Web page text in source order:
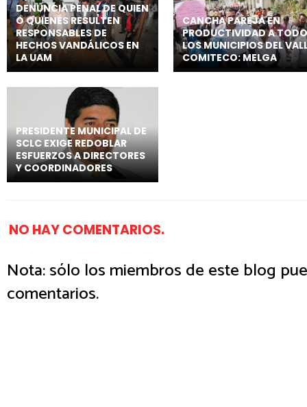
DENUNCIA PENAL DE QUIEN
O QUIENES RESULTEN
RESPONSABLES DE
HECHOS VANDÁLICOS EN
LA UAM
CANCHA PAREJA EN
PRODUCTIVIDAD A
LOS MUNICIPIOS DEL
COMITECO: MELGA
PRESIDENTE MUNICIPAL DE
SCLC EXIGE REDOBLAR
ESFUERZOS A DIRECTORES
Y COORDINADORES
NO HAY COMENTARIOS.
Nota: sólo los miembros de este blog
comentarios.